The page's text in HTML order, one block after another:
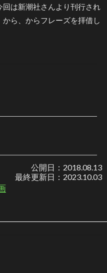
は新潮社さんより刊行され
ら、からフレーズを拝借し
公開日： 2018.08.13
最終更新日： 2023.10.03